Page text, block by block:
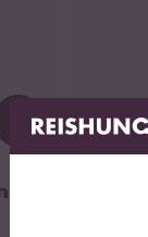
Loading...